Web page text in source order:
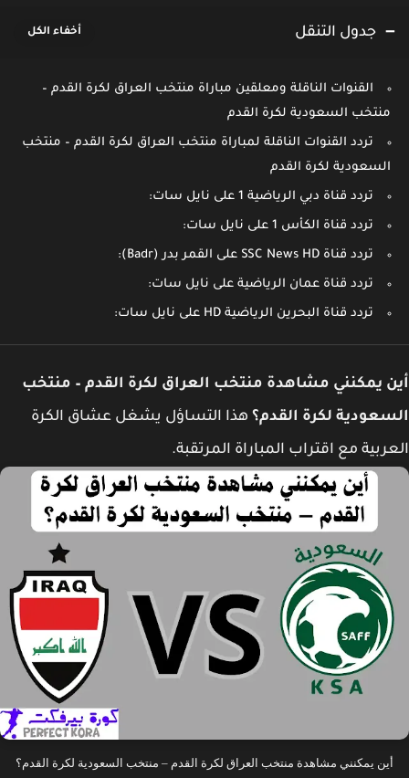
جدول التنقل
القنوات الناقلة ومعلقين مباراة منتخب العراق لكرة القدم –
منتخب السعودية لكرة القدم
تردد القنوات الناقلة لمباراة منتخب العراق لكرة القدم – منتخب
السعودية لكرة القدم
تردد قناة دبي الرياضية 1 على نايل سات:
تردد قناة الكأس 1 على نايل سات:
تردد قناة SSC News HD على القمر بدر (Badr):
تردد قناة عمان الرياضية على نايل سات:
تردد قناة البحرين الرياضية HD على نايل سات:
يمكنني مشاهدة منتخب العراق لكرة القدم – منتخب
لكرة القدم؟هذا التساؤل يشغل عشاق الكرة
مع اقتراب المباراة المرتقبة.
أين يمكنني مشاهدة ‎منتخب العراق لكرة القدم – منتخب السعودية لكرة القدم؟